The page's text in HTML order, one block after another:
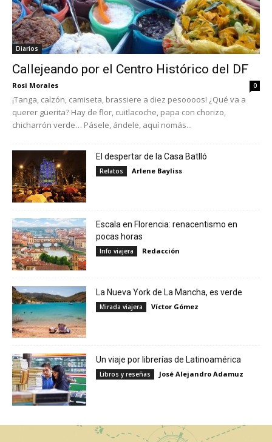
Diarios
Callejeando por el Centro Histórico del DF
Rosi Morales 0
¡Tanga, calzón, camiseta, brassiere a diez pesoooos! ¿Qué va a
querer güerita? Hay de flor, cuitlacoche, papa con chorizo,
chicharrón verde… Pásele, ándele, aquí nomás...
El despertar de la Casa Batlló
Relatos Arlene Bayliss
Escala en Florencia: renacentismo en
pocas horas
Info viajera Redacción
La Nueva York de La Mancha, es verde
Mirada viajera Víctor Gómez
Un viaje por librerías de Latinoamérica
Libros y reseñas José Alejandro Adamuz